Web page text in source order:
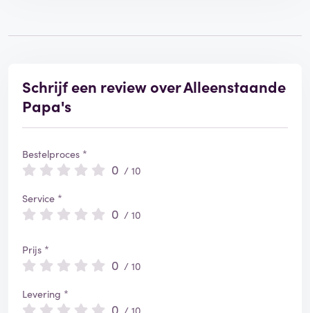
Schrijf een review over Alleenstaande
Papa's
Bestelproces *
0 / 10
Service *
0 / 10
Prijs *
0 / 10
Levering *
0